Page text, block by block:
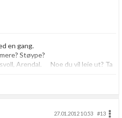
en gang.
Støype?
Arendal. Noe du vil leie ut? Ta
27.01.2012 10.53 #13